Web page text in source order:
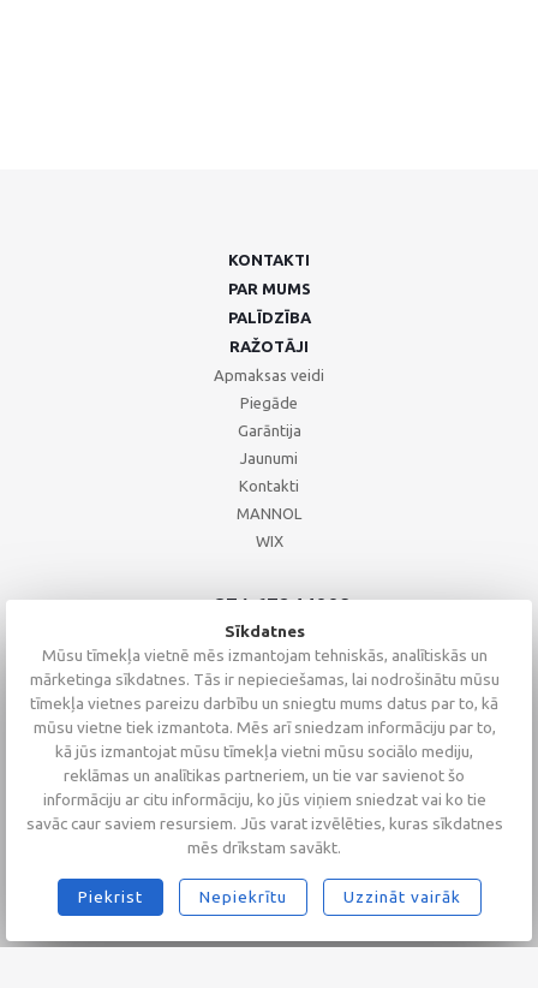
KONTAKTI
PAR MUMS
PALĪDZĪBA
RAŽOTĀJI
Apmaksas veidi
Piegāde
Garāntija
Jaunumi
Kontakti
MANNOL
WIX
+371 67244008
+371 67271055
+371 26002793
2026 © Altaserviss SIA
Sīkdatnes
Mūsu tīmekļa vietnē mēs izmantojam tehniskās, analītiskās un
mārketinga sīkdatnes. Tās ir nepieciešamas, lai nodrošinātu mūsu
tīmekļa vietnes pareizu darbību un sniegtu mums datus par to, kā
mūsu vietne tiek izmantota. Mēs arī sniedzam informāciju par to,
kā jūs izmantojat mūsu tīmekļa vietni mūsu sociālo mediju,
reklāmas un analītikas partneriem, un tie var savienot šo
informāciju ar citu informāciju, ko jūs viņiem sniedzat vai ko tie
savāc caur saviem resursiem. Jūs varat izvēlēties, kuras sīkdatnes
mēs drīkstam savākt.
Piekrist Nepiekrītu Uzzināt vairāk